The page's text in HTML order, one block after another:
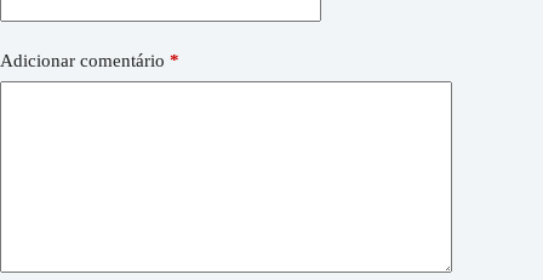
Adicionar comentário *